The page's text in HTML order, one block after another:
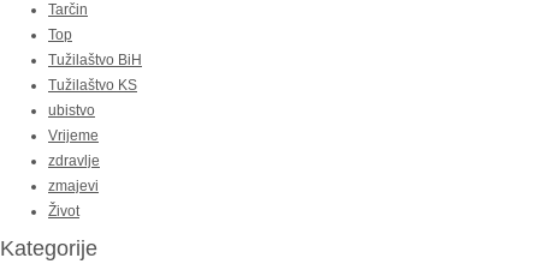
Tarčin
Top
Tužilaštvo BiH
Tužilaštvo KS
ubistvo
Vrijeme
zdravlje
zmajevi
Život
Kategorije